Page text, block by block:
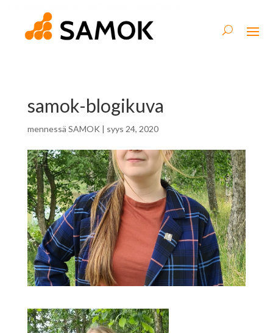
samok-blogikuva
mennessä SAMOK | syys 24, 2020